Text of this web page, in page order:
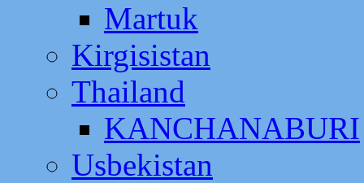
Martuk
Kirgisistan
Thailand
KANCHANABURI
Usbekistan